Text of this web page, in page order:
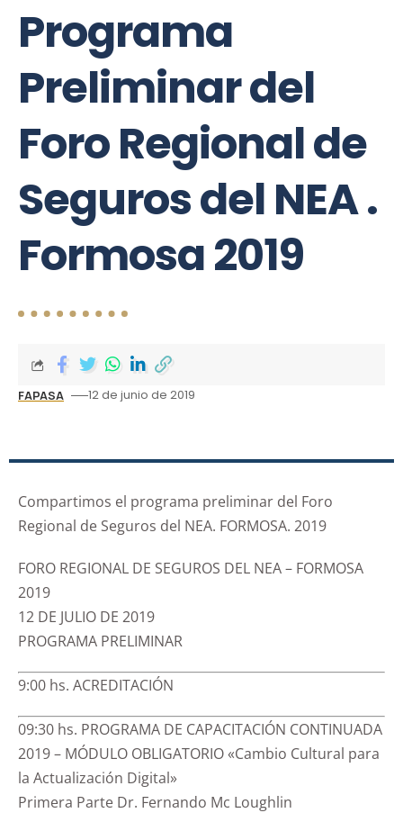
Programa
Preliminar del
Foro Regional de
Seguros del NEA .
Formosa 2019
FAPASA 12 de junio de 2019
Compartimos el programa preliminar del Foro
Regional de Seguros del NEA. FORMOSA. 2019
FORO REGIONAL DE SEGUROS DEL NEA – FORMOSA
2019
12 DE JULIO DE 2019
PROGRAMA PRELIMINAR
9:00 hs. ACREDITACIÓN
09:30 hs. PROGRAMA DE CAPACITACIÓN CONTINUADA
2019 – MÓDULO OBLIGATORIO «Cambio Cultural para
la Actualización Digital»
Primera Parte Dr. Fernando Mc Loughlin